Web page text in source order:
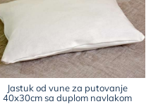
Jastuk od vune za putovanje
40x30cm sa duplom navlakom